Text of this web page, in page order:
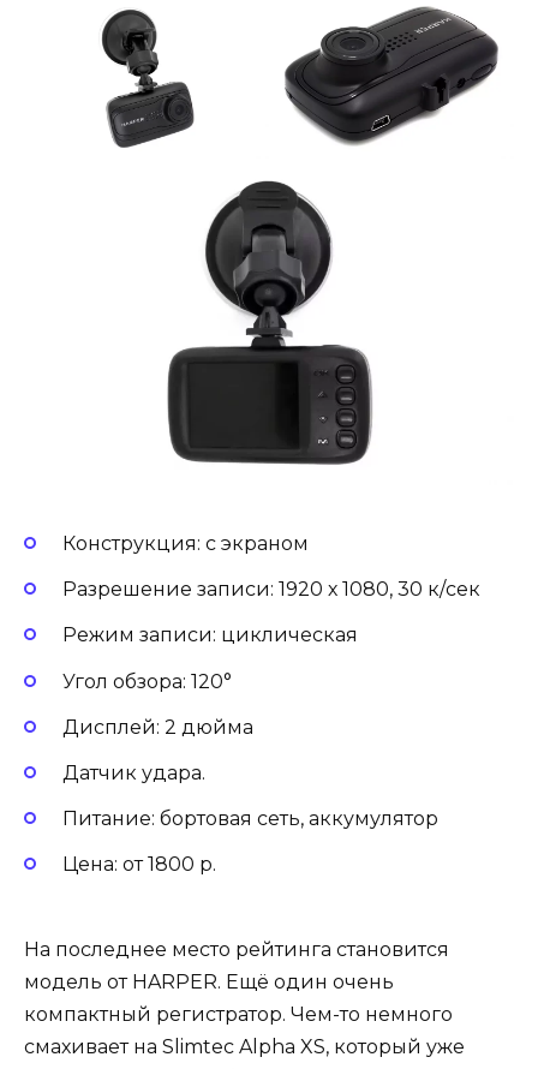
Конструкция: с экраном
Разрешение записи: 1920 х 1080, 30 к/сек
Режим записи: циклическая
Угол обзора: 120°
Дисплей: 2 дюйма
Датчик удара.
Питание: бортовая сеть, аккумулятор
Цена: от 1800 р.
На последнее место рейтинга становится
модель от HARPER. Ещё один очень
компактный регистратор. Чем-то немного
смахивает на Slimtec Alpha XS, который уже